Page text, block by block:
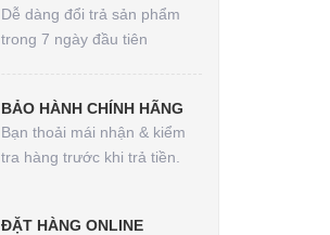
Dễ dàng đổi trả sản phẩm
trong 7 ngày đầu tiên
BẢO HÀNH CHÍNH HÃNG
Bạn thoải mái nhận & kiểm
tra hàng trước khi trả tiền.
ĐẶT HÀNG ONLINE